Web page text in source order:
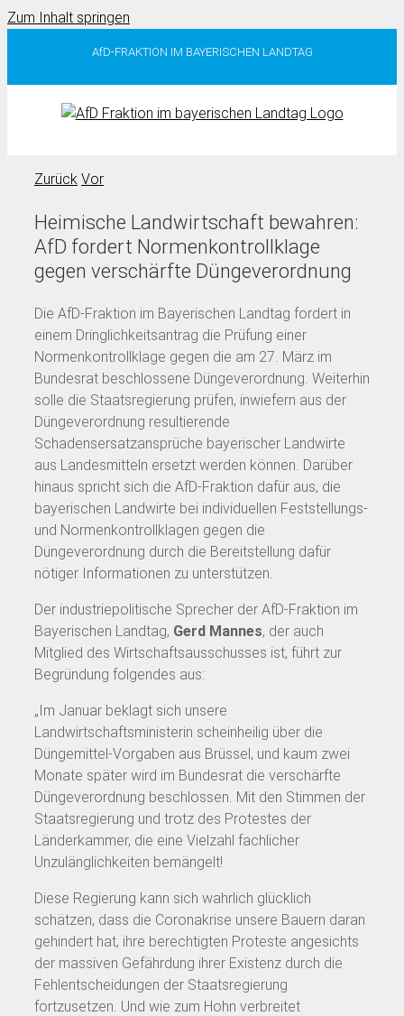
Zum Inhalt springen
AfD-FRAKTION IM BAYERISCHEN LANDTAG
Zurück Vor
Heimische Landwirtschaft bewahren:
AfD fordert Normenkontrollklage
gegen verschärfte Düngeverordnung
Die AfD-Fraktion im Bayerischen Landtag fordert in
einem Dringlichkeitsantrag die Prüfung einer
Normenkontrollklage gegen die am 27. März im
Bundesrat beschlossene Düngeverordnung. Weiterhin
solle die Staatsregierung prüfen, inwiefern aus der
Düngeverordnung resultierende
Schadensersatzansprüche bayerischer Landwirte
aus Landesmitteln ersetzt werden können. Darüber
hinaus spricht sich die AfD-Fraktion dafür aus, die
bayerischen Landwirte bei individuellen Feststellungs-
und Normenkontrollklagen gegen die
Düngeverordnung durch die Bereitstellung dafür
nötiger Informationen zu unterstützen.
Der industriepolitische Sprecher der AfD-Fraktion im
Bayerischen Landtag, Gerd Mannes, der auch
Mitglied des Wirtschaftsausschusses ist, führt zur
Begründung folgendes aus:
„Im Januar beklagt sich unsere
Landwirtschaftsministerin scheinheilig über die
Düngemittel-Vorgaben aus Brüssel, und kaum zwei
Monate später wird im Bundesrat die verschärfte
Düngeverordnung beschlossen. Mit den Stimmen der
Staatsregierung und trotz des Protestes der
Länderkammer, die eine Vielzahl fachlicher
Unzulänglichkeiten bemängelt!
Diese Regierung kann sich wahrlich glücklich
schätzen, dass die Coronakrise unsere Bauern daran
gehindert hat, ihre berechtigten Proteste angesichts
der massiven Gefährdung ihrer Existenz durch die
Fehlentscheidungen der Staatsregierung
fortzusetzen. Und wie zum Hohn verbreitet